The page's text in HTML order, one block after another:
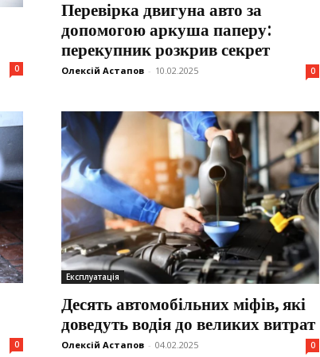
0
Перевірка двигуна авто за
допомогою аркуша паперу:
перекупник розкрив секрет
Олексій Астапов - 10.02.2025 0
0
Експлуатація
Десять автомобільних міфів, які
доведуть водія до великих витрат
Олексій Астапов - 04.02.2025 0